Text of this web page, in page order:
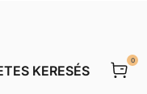
KERESÉS
0